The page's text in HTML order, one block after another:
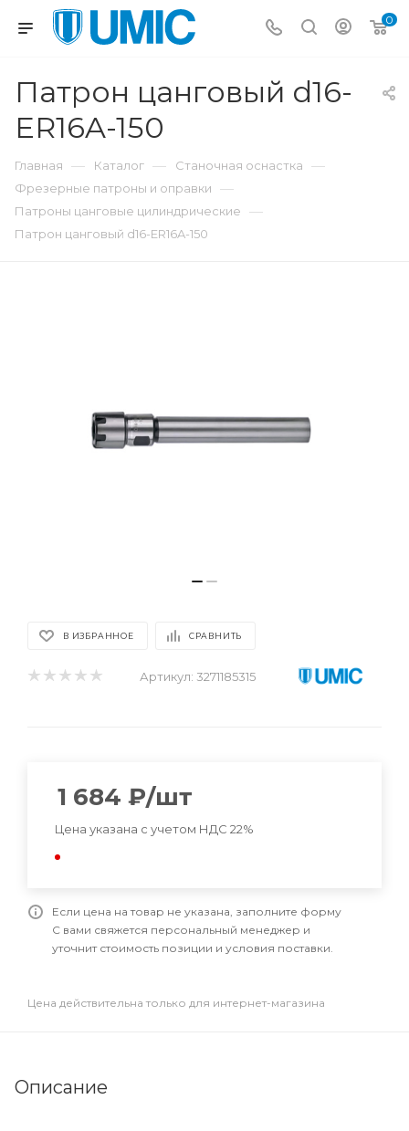
0
Патрон цанговый d16-
ER16A-150
Главная — Каталог — Станочная оснастка —
Фрезерные патроны и оправки —
Патроны цанговые цилиндрические —
Патрон цанговый d16-ER16A-150
В ИЗБРАННОЕ СРАВНИТЬ
Артикул: 3271185315
1 684 ₽/шт
Цена указана с учетом НДС 22%
Если цена на товар не указана, заполните форму
С вами свяжется персональный менеджер и
уточнит стоимость позиции и условия поставки.
Цена действительна только для интернет-магазина
Описание